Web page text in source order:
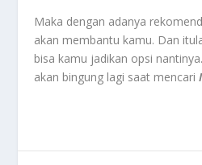
Maka dengan adanya
akan membantu kamu. Dan
bisa kamu jadikan opsi
akan bingung lagi saat mencari